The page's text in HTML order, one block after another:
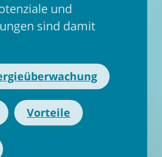
und
sind damit
Vorteile